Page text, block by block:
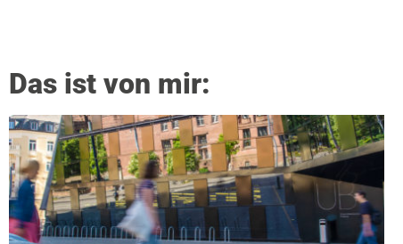
Das ist von mir: